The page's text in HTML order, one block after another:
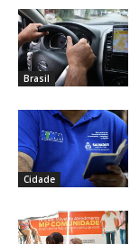
Brasil
Cidade